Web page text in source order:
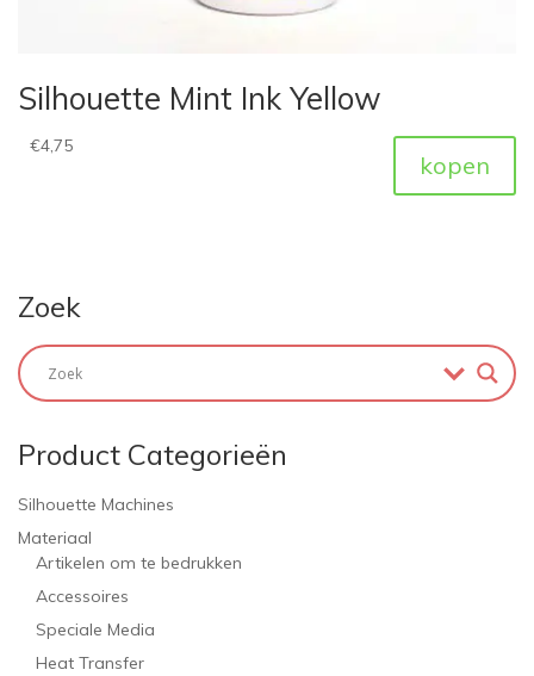
Silhouette Mint Ink Yellow
€4,75
kopen
Zoek
Product Categorieën
Silhouette Machines
Materiaal
Artikelen om te bedrukken
Accessoires
Speciale Media
Heat Transfer